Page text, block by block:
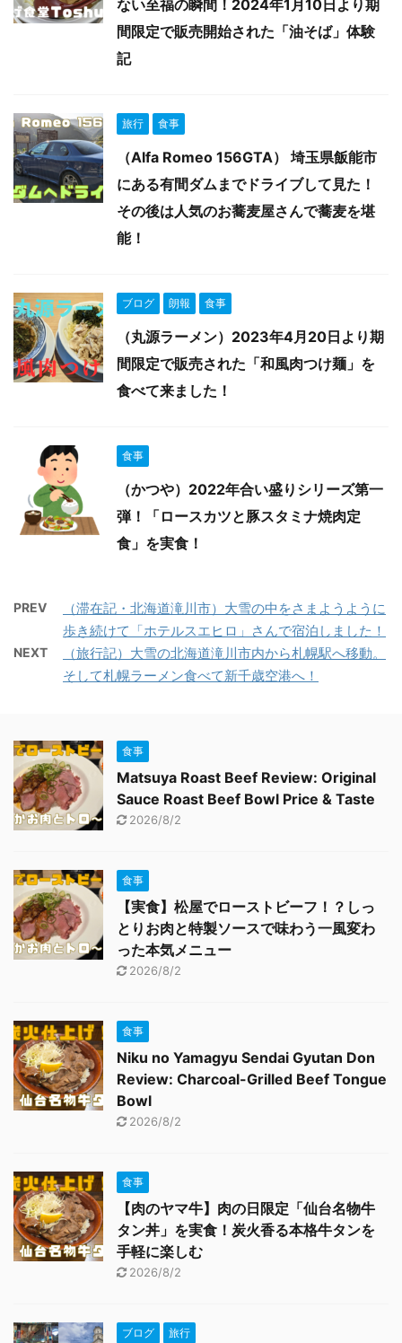
ない至福の瞬間！2024年1月10日より期
間限定で販売開始された「油そば」体験
記
旅行 食事
（Alfa Romeo 156GTA） 埼玉県飯能市
にある有間ダムまでドライブして見た！
その後は人気のお蕎麦屋さんで蕎麦を堪
能！
ブログ 朗報 食事
（丸源ラーメン）2023年4月20日より期
間限定で販売された「和風肉つけ麺」を
食べて来ました！
食事
（かつや）2022年合い盛りシリーズ第一
弾！「ロースカツと豚スタミナ焼肉定
食」を実食！
PREV
（滞在記・北海道滝川市）大雪の中をさまようように
歩き続けて「ホテルスエヒロ」さんで宿泊しました！
NEXT
（旅行記）大雪の北海道滝川市内から札幌駅へ移動。
そして札幌ラーメン食べて新千歳空港へ！
食事
Matsuya Roast Beef Review: Original
Sauce Roast Beef Bowl Price & Taste
2026/8/2
食事
【実食】松屋でローストビーフ！？しっ
とりお肉と特製ソースで味わう一風変わ
った本気メニュー
2026/8/2
食事
Niku no Yamagyu Sendai Gyutan Don
Review: Charcoal-Grilled Beef Tongue
Bowl
2026/8/2
食事
【肉のヤマ牛】肉の日限定「仙台名物牛
タン丼」を実食！炭火香る本格牛タンを
手軽に楽しむ
2026/8/2
ブログ 旅行